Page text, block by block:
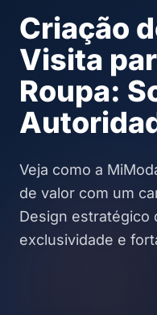
Criação
Visita
Roupa:
Veja como a
de valor com um
Design estratégico
exclusividade e